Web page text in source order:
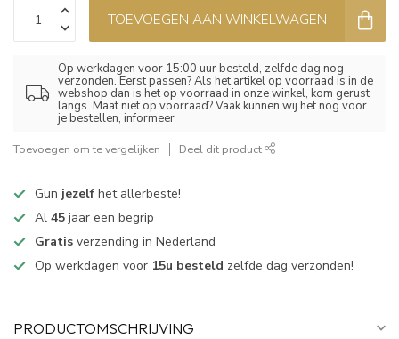
TOEVOEGEN AAN WINKELWAGEN
Op werkdagen voor 15:00 uur besteld, zelfde dag nog
verzonden. Eerst passen? Als het artikel op voorraad is in de
webshop dan is het op voorraad in onze winkel, kom gerust
langs. Maat niet op voorraad? Vaak kunnen wij het nog voor
je bestellen, informeer
Toevoegen om te vergelijken Deel dit product
Gun jezelf het allerbeste!
Al 45 jaar een begrip
Gratis verzending in Nederland
Op werkdagen voor 15u besteld zelfde dag verzonden!
PRODUCTOMSCHRIJVING